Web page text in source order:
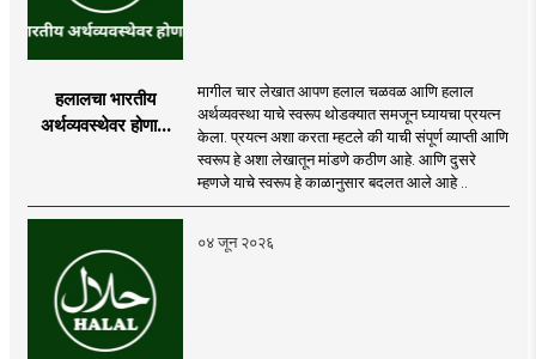
हलालचा भारतीय
अर्थव्यवस्थेवर होणारा
मागील चार लेखात आपण हलाल चळवळ आणि हलाल
अर्थव्यवस्था याचे स्वरूप थोडक्यात समजून घ्यायचा प्रयत्न
केला. प्रयत्न अशा करता म्हटले की याची संपूर्ण व्याप्ती आणि
स्वरूप हे अशा लेखातून मांडणे कठीण आहे. आणि दुसरे
म्हणजे याचे स्वरूप हे काळानुसार बदलत आले आहे ..
०४ जून २०२६